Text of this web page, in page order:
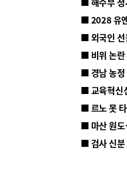
■ 2028 유
■ 외국인 선
■ 비위 논란
■ 르노 못
■ 마산 원도